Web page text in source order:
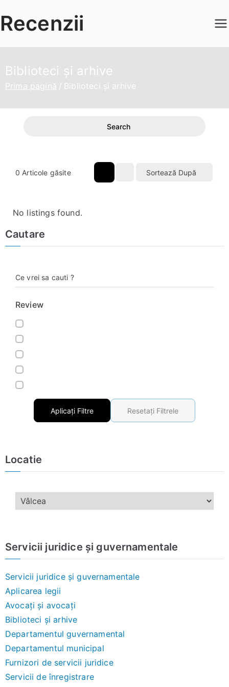
la
Recenzii
Biblioteci și arhive
Prima pagină Biblioteci și arhive
Search
0 Articole găsite Sortează După
No listings found.
Cautare
Ce vrei sa cauti ?
Review
Aplicați Filtre Resetați Filtrele
Locatie
Servicii juridice și guvernamentale
Servicii juridice și guvernamentale
Aplicarea legii
Avocați și avocați
Biblioteci și arhive
Departamentul guvernamental
Departamentul municipal
Furnizori de servicii juridice
Servicii de înregistrare